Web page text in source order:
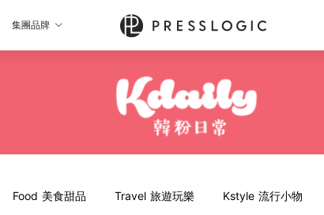
集團品牌
Food 美食甜品 Travel 旅遊玩樂 Kstyle 流行小物